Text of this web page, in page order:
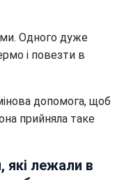
Одного дуже
і повезти в
допомога, щоб
прийняла таке
які лежали в